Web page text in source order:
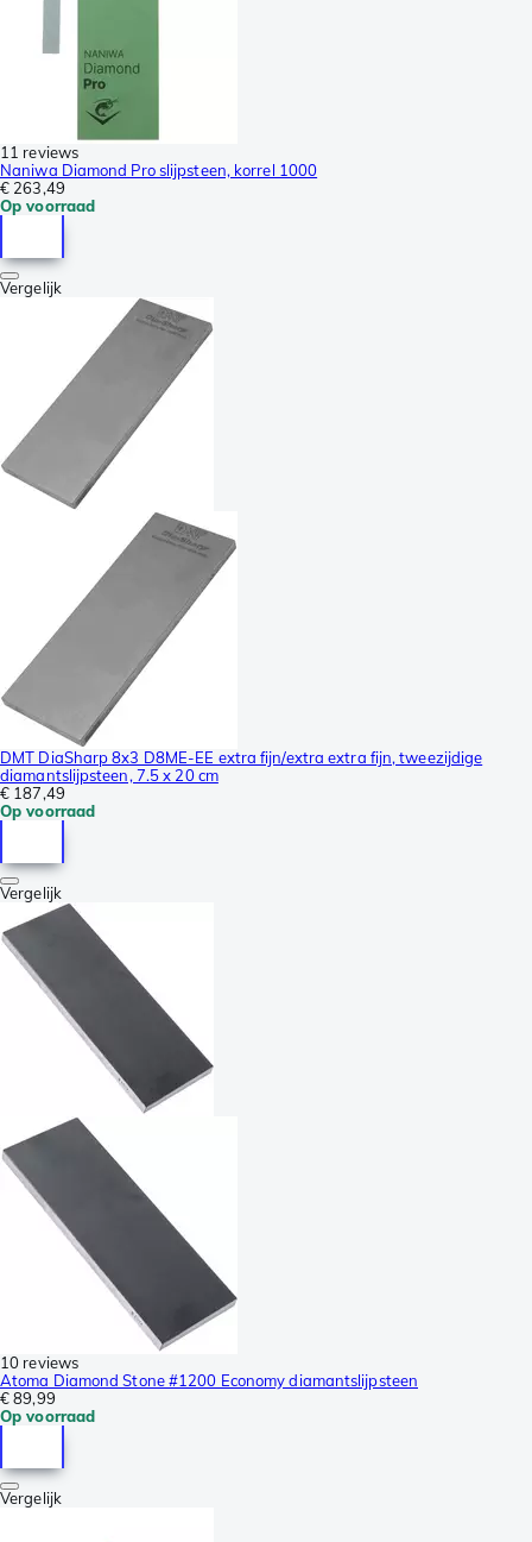
11 reviews
Naniwa Diamond Pro slijpsteen, korrel 1000
€ 263,49
Op voorraad
Vergelijk
DMT DiaSharp 8x3 D8ME-EE extra fijn/extra extra fijn, tweezijdige
diamantslijpsteen, 7.5 x 20 cm
€ 187,49
Op voorraad
Vergelijk
10 reviews
Atoma Diamond Stone #1200 Economy diamantslijpsteen
€ 89,99
Op voorraad
Vergelijk